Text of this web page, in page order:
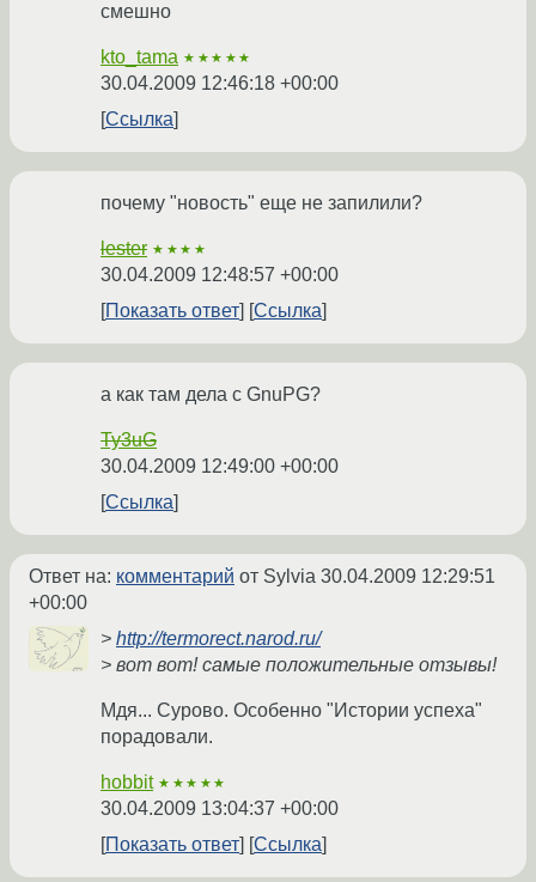
смешно
kto_tama ★★★★★
30.04.2009 12:46:18 +00:00
Ссылка
почему "новость" еще не запилили?
lester ★★★★
30.04.2009 12:48:57 +00:00
Показать ответ
Ссылка
а как там дела с GnuPG?
Ty3uG
30.04.2009 12:49:00 +00:00
Ссылка
Ответ на: комментарий от Sylvia 30.04.2009 12:29:51
+00:00
> http://termorect.narod.ru/
> вот вот! самые положительные отзывы!
Мдя... Сурово. Особенно "Истории успеха"
порадовали.
hobbit ★★★★★
30.04.2009 13:04:37 +00:00
Показать ответ
Ссылка